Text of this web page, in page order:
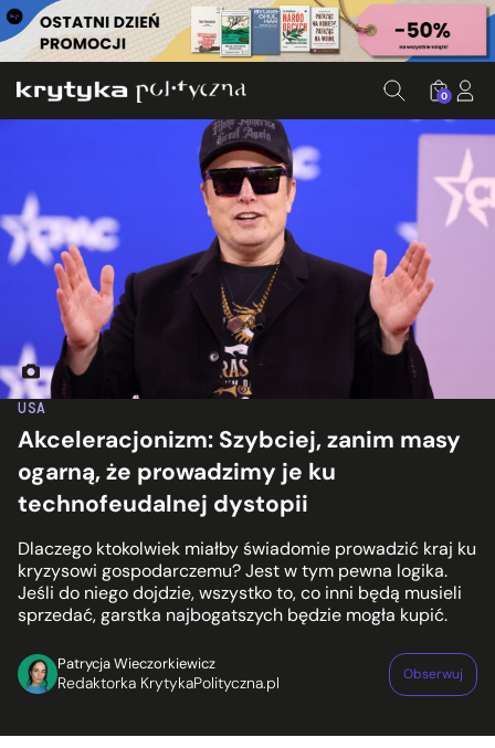
0
USA
Akceleracjonizm: Szybciej, zanim masy
ogarną, że prowadzimy je ku
technofeudalnej dystopii
Dlaczego ktokolwiek miałby świadomie prowadzić kraj ku
kryzysowi gospodarczemu? Jest w tym pewna logika.
Jeśli do niego dojdzie, wszystko to, co inni będą musieli
sprzedać, garstka najbogatszych będzie mogła kupić.
Patrycja Wieczorkiewicz
Redaktorka KrytykaPolityczna.pl Obserwuj
Elon Musk. Fot. Gage Skidmore/Flickr.com